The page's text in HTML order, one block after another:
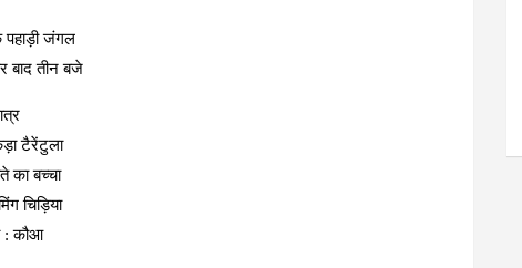
जंगल
बाद तीन बजे
टैरेंटुला
का बच्चा
चिड़िया
: कौआ